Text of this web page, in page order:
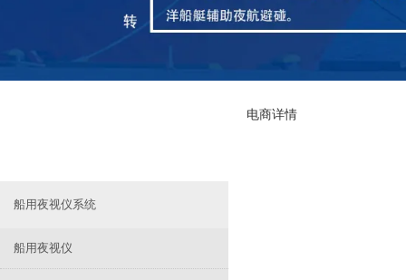
船用夜视仪系统
船用夜视仪
电商详情